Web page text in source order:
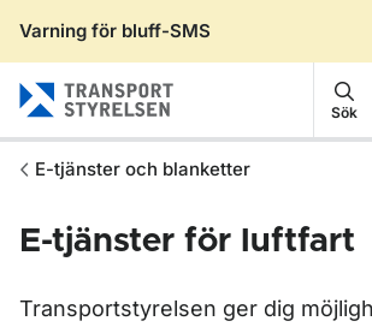
Varning för bluff-SMS
Sök
E-tjänster och blanketter
E-tjänster för luftfart
Transportstyrelsen ger dig